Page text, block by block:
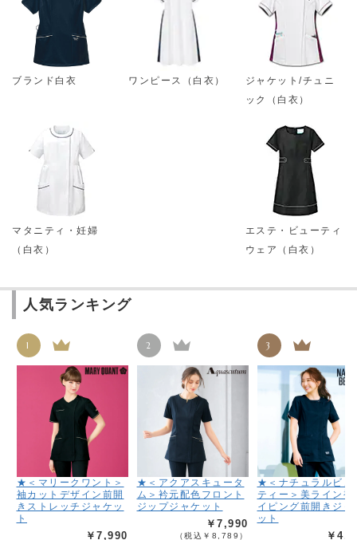
ブランド白衣 ワンピース（白衣）
ジャケット/チュニ
ック（白衣）
マタニティ・妊婦
（白衣）
エステ・ビューティ
ウェア（白衣）
人気ランキング
1
★＜マリークワント＞
袖カットデザイン前開
きストレッチジャケッ
ト
￥7,990
2
★＜アクアスキュータ
ム＞衿元配色フロント
ジップジャケット
￥7,990
（税込￥8,789）
3
★＜ナチュラルビュ
ティー＞美ライン袖
イピング前開きジャ
ット
￥